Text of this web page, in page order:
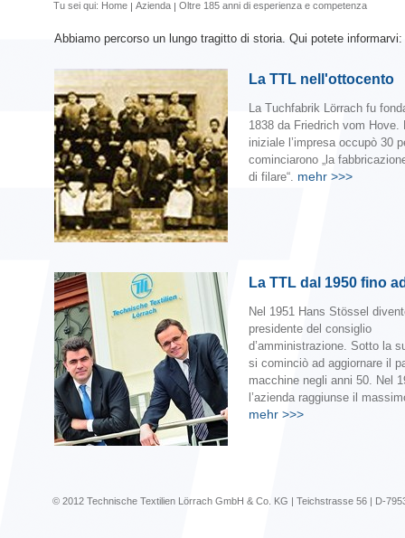
Tu sei qui: Home Azienda Oltre 185 anni di esperienza e competenza
Abbiamo percorso un lungo tragitto di storia. Qui potete informarvi:
La TTL nell'ottocento
La Tuchfabrik Lörrach fu
1838 da Friedrich vom Hove.
iniziale l’impresa occupò 30
cominciarono „la
di filare“. mehr>>>
La TTL dal 1950 fino
Nel 1951 Hans Stössel
presidente del consiglio
d’amministrazione. Sotto la
si cominciò ad aggiornare il
macchine negli anni 50. Nel
l’azienda raggiunse il
mehr>>>
© 2012 Technische Textilien Lörrach GmbH & Co. KG | Teichstrasse 56 | D-